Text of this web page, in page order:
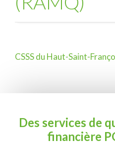
CSSS du Haut-Saint-
Des services de
financière